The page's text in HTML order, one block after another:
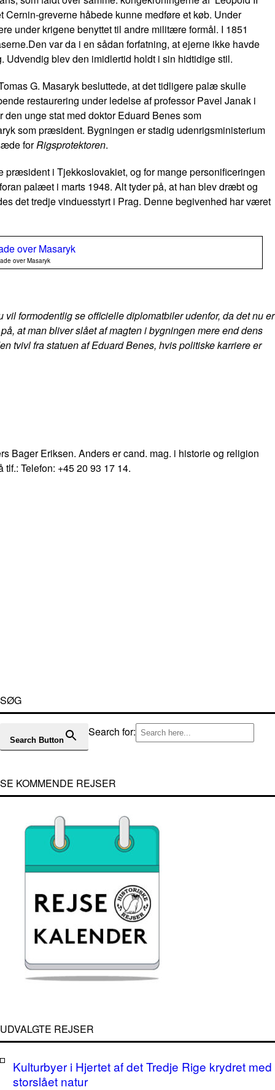
greverne håbede kunne medføre et køb. Under
under krigene benyttet til andre militære formål. I 1851
var da i en sådan forfatning, at ejerne ikke havde
blev den imidlertid holdt i sin hidtidige stil.
G. Masaryk besluttede, at det tidligere palæ skulle
restaurering under ledelse af professor Pavel Janak i
unge stat med doktor Eduard Benes som
som præsident. Bygningen er stadig udenrigsministerium
forRigsprotektoren.
præsident i Tjekkoslovakiet, og for mange personificeringen
palæet i marts 1948. Alt tyder på, at han blev dræbt og
det tredje vinduesstyrt i Prag. Denne begivenhed har været
over Masaryk
formodentlig se officielle diplomatbiler udenfor, da det nu er
at man bliver slået af magten i bygningen mere end dens
tvivl fra statuen af Eduard Benes, hvis politiske karriere er
Bager Eriksen. Anders er cand. mag. i historie og religion
Telefon: +45 20 93 17 14.
SØG
Search for:
Search Button
SE KOMMENDE REJSER
UDVALGTE REJSER
Kulturbyer i Hjertet af det Tredje Rige krydret med
storslået natur